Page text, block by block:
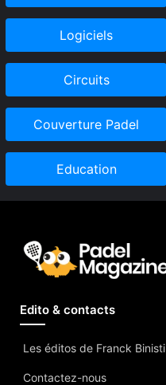
Logiciels
Circuits
Couverture Padel
Education
Edito & contacts
Les éditos de Franck Binisti
Contactez-nous